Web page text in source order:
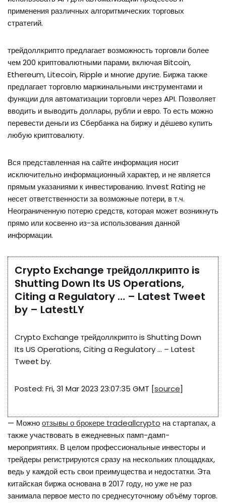
применения различных алгоритмических торговых
стратегий.
трейдоллкрипто предлагает возможность торговли более
чем 200 криптовалютными парами, включая Bitcoin,
Ethereum, Litecoin, Ripple и многие другие. Биржа также
предлагает торговлю маржинальными инструментами и
функции для автоматизации торговли через API. Позволяет
вводить и выводить доллары, рубли и евро. То есть можно
перевести деньги из Сбербанка на биржу и дёшево купить
любую криптовалюту.
Вся представленная на сайте информация носит
исключительно информационный характер, и не является
прямым указаниями к инвестированию. Invest Rating не
несет ответственности за возможные потери, в т.ч.
Неограниченную потерю средств, которая может возникнуть
прямо или косвенно из-за использования данной
информации.
Crypto Exchange трейдоллкрипто is
Shutting Down Its US Operations,
Citing a Regulatory … – Latest Tweet
by – LatestLY
Crypto Exchange трейдоллкрипто is Shutting Down
Its US Operations, Citing a Regulatory … – Latest
Tweet by.
Posted: Fri, 31 Mar 2023 23:07:35 GMT [source]
— Можноотзывы о брокере tradeallcrypto на стартапах, а
также участвовать в ежедневных памп-дамп-
мероприятиях. В целом профессиональные инвесторы и
трейдеры регистрируются сразу на нескольких площадках,
ведь у каждой есть свои преимущества и недостатки. Эта
китайская биржа основана в 2017 году, но уже не раз
занимала первое место по среднесуточному объёму торгов.